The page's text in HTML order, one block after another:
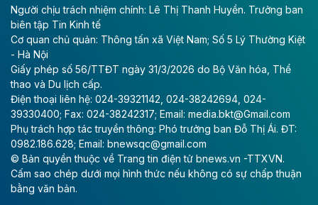
Theo vietnamfinance.vn
VinEnergo của tỷ phú Phạm Nhật Vượng
đăng ký đầu tư dự án điện gió 9.100 tỷ
đồng tại Quảng Trị
Công ty Cổ phần Năng lượng VinEnergo là nhà đầu tư
duy nhất nộp hồ sơ đăng ký thực hiện Dự án Nhà máy
Điện gió Halcom Hồng Đức tại Quảng Trị với tổng vốn
đầu tư hơn 9.127 tỷ đồng.
Người chịu trách nhiệm chính: Lê Thị Thanh Huyền. Trưởng ban
biên tập Tin Kinh tế
Cơ quan chủ quản: Thông tấn xã Việt Nam; Số 5 Lý Thường Kiệt
- Hà Nội
Giấy phép số 56/TTĐT ngày 31/3/2026 do Bộ Văn hóa, Thể
thao và Du lịch cấp.
Điện thoại liên hệ: 024-39321142, 024-38242694, 024-
39330400; Fax: 024-38242317; Email: media.bkt@Gmail.com
Phụ trách hợp tác truyền thông: Phó trưởng ban Đỗ Thị Ái. ĐT:
0982.186.628; Email: bnewsqc@gmail.com
© Bản quyền thuộc về Trang tin điện tử bnews.vn -TTXVN.
Cấm sao chép dưới mọi hình thức nếu không có sự chấp thuận
bằng văn bản.